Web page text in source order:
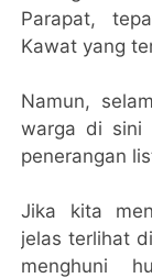
Parapat,
Kawat yang
Namun,
warga di sini
penerangan
Jika kita
jelas terlihat
menghuni